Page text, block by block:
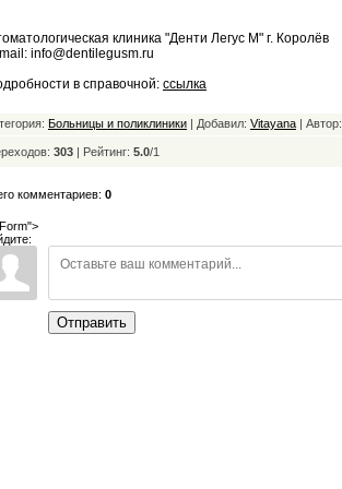
клиника "Денти Легус М" г. Королёв
info@dentilegusm.ru
в справочной: ссылка
Больницы и поликлиники | Добавил: Vitayana | Автор:
303 | Рейтинг: 5.0/1
комментариев: 0
Отправить